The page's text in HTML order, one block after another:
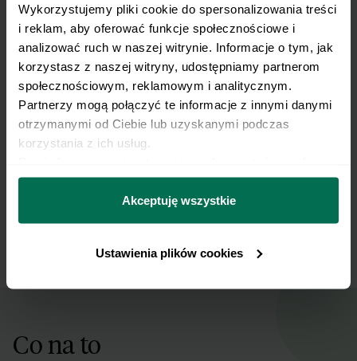
Wykorzystujemy pliki cookie do spersonalizowania treści
i reklam, aby oferować funkcje społecznościowe i
analizować ruch w naszej witrynie. Informacje o tym, jak
korzystasz z naszej witryny, udostępniamy partnerom
społecznościowym, reklamowym i analitycznym.
Partnerzy mogą połączyć te informacje z innymi danymi
otrzymanymi od Ciebie lub uzyskanymi podczas
korzystania z ich usług.
można się z nami skontaktować i w jaki sposób
przetwarzamy dane osobowe w ramach
prywatności.
Akceptuję wszystkie
Ustawienia plików cookies
100 kg
110 kg
120 kg
130 kg
140 kg
Co na to